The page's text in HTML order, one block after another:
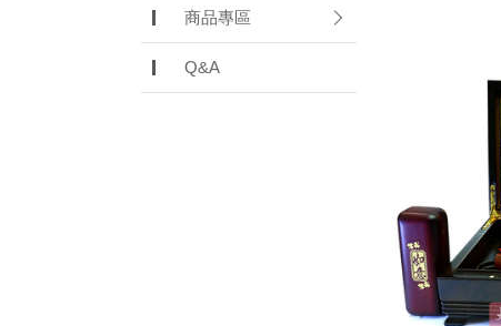
商品專區
Q&A